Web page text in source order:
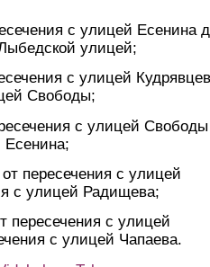
с улицей Есенина
улицей;
с улицей
Свободы;
с улицей
Есенина;
пересечения с улицей
с улицей Радищева;
пересечения с улицей
с улицей Чапаева.